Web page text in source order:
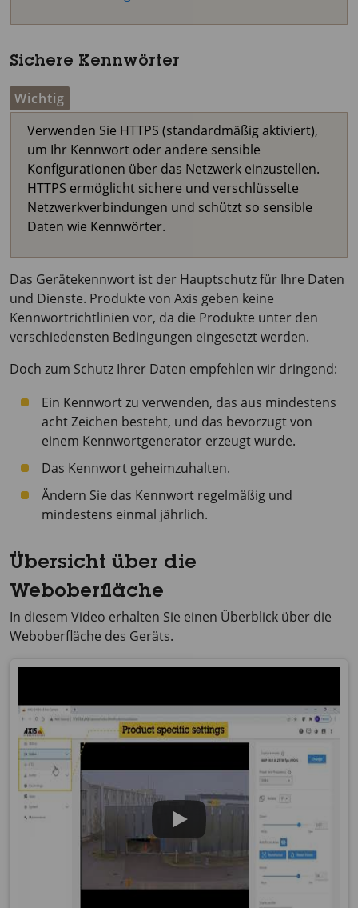
Sichere Kennwörter
Wichtig
Verwenden Sie HTTPS (standardmäßig aktiviert),
um Ihr Kennwort oder andere sensible
Konfigurationen über das Netzwerk einzustellen.
HTTPS ermöglicht sichere und verschlüsselte
Netzwerkverbindungen und schützt so sensible
Daten wie Kennwörter.
Das Gerätekennwort ist der Hauptschutz für Ihre Daten
und Dienste. Produkte von Axis geben keine
Kennwortrichtlinien vor, da die Produkte unter den
verschiedensten Bedingungen eingesetzt werden.
Doch zum Schutz Ihrer Daten empfehlen wir dringend:
Ein Kennwort zu verwenden, das aus mindestens
acht Zeichen besteht, und das bevorzugt von
einem Kennwortgenerator erzeugt wurde.
Das Kennwort geheimzuhalten.
Ändern Sie das Kennwort regelmäßig und
mindestens einmal jährlich.
Übersicht über die
Weboberfläche
In diesem Video erhalten Sie einen Überblick über die
Weboberfläche des Geräts.